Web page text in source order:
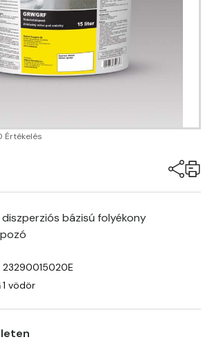
Értékelés
bázisú folyékony
23290015020E
1 vödör